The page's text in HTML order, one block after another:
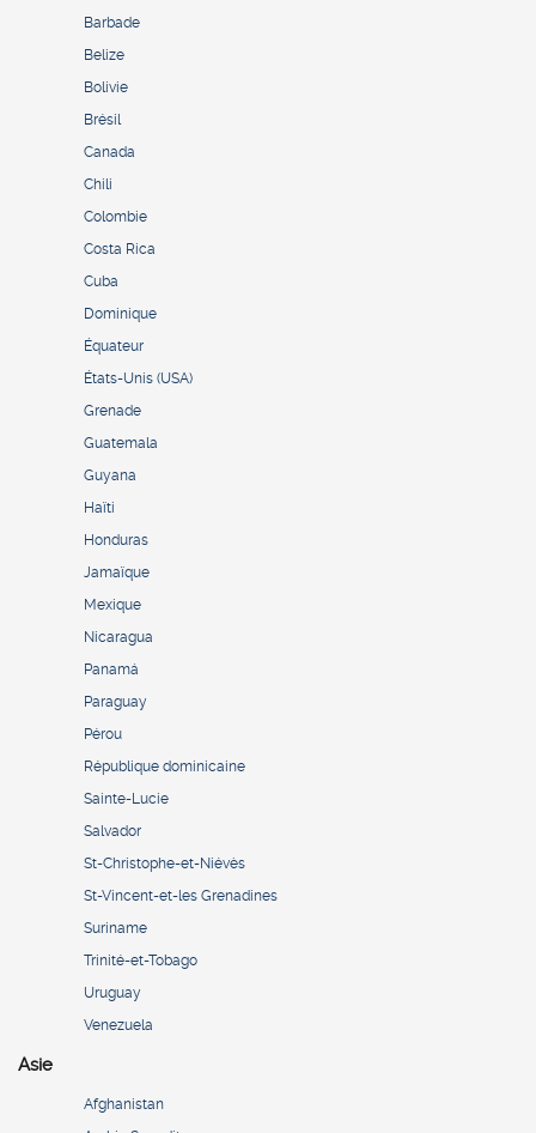
Barbade
Belize
Bolivie
Brésil
Canada
Chili
Colombie
Costa Rica
Cuba
Dominique
Équateur
États-Unis (USA)
Grenade
Guatemala
Guyana
Haïti
Honduras
Jamaïque
Mexique
Nicaragua
Panamá
Paraguay
Pérou
République dominicaine
Sainte-Lucie
Salvador
St-Christophe-et-Niévès
St-Vincent-et-les Grenadines
Suriname
Trinité-et-Tobago
Uruguay
Venezuela
Asie
Afghanistan